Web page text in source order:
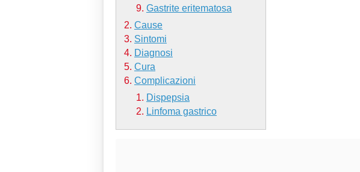
Gastrite eritematosa
Cause
Sintomi
Diagnosi
Cura
Complicazioni
Dispepsia
Linfoma gastrico